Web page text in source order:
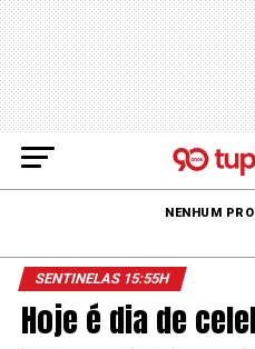
NENHUM
SENTINELAS 15:55H
Hoje é dia de